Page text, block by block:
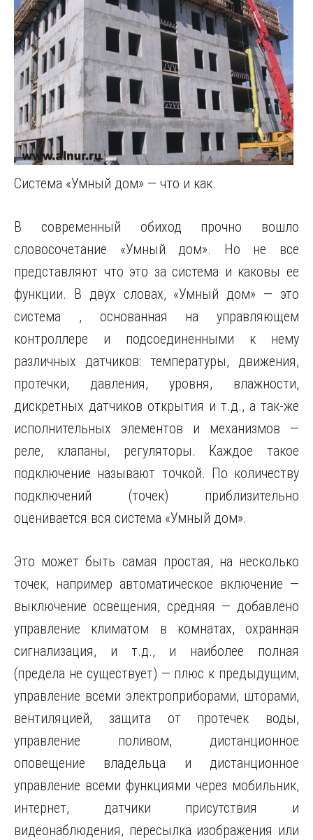
Система «Умный дом» — что и как.
В современный обиход прочно вошло
словосочетание «Умный дом». Но не все
представляют что это за система и каковы ее
функции. В двух словах, «Умный дом» — это
система , основанная на управляющем
контроллере и подсоединенными к нему
различных датчиков: температуры, движения,
протечки, давления, уровня, влажности,
дискретных датчиков открытия и т.д., а так-же
исполнительных элементов и механизмов —
реле, клапаны, регуляторы. Каждое такое
подключение называют точкой. По количеству
подключений (точек) приблизительно
оценивается вся система «Умный дом».
Это может быть самая простая, на несколько
точек, например автоматическое включение —
выключение освещения, средняя — добавлено
управление климатом в комнатах, охранная
сигнализация, и т.д., и наиболее полная
(предела не существует) — плюс к предыдущим,
управление всеми электроприборами, шторами,
вентиляцией, защита от протечек воды,
управление поливом, дистанционное
оповещение владельца и дистанционное
управление всеми функциями через мобильник,
интернет, датчики присутствия и
видеонаблюдения, пересылка изображения или